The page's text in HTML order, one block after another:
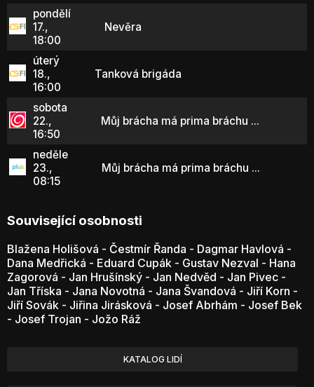
pondělí
17.,
18:00
Nevěra
úterý
18.,
16:00
Tanková brigáda
sobota
22.,
16:50
Můj brácha má prima bráchu ...
neděle
23.,
08:15
Můj brácha má prima bráchu ...
Související osobnosti
Blažena Holišová - Čestmír Řanda - Dagmar Havlová -
Dana Medřická - Eduard Cupák - Gustav Nezval - Hana
Zagorová - Jan Hrušínský - Jan Nedvěd - Jan Pivec -
Jan Tříska - Jana Novotná - Jana Švandová - Jiří Korn -
Jiří Sovák - Jiřina Jirásková - Josef Abrhám - Josef Bek
- Josef Trojan - Jožo Ráž
KATALOG LIDÍ